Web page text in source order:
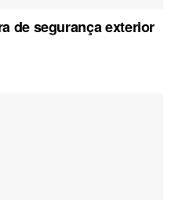
de segurança exterior